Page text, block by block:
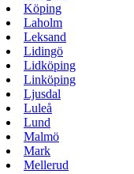
Köping
Laholm
Leksand
Lidingö
Lidköping
Linköping
Ljusdal
Luleå
Lund
Malmö
Mark
Mellerud